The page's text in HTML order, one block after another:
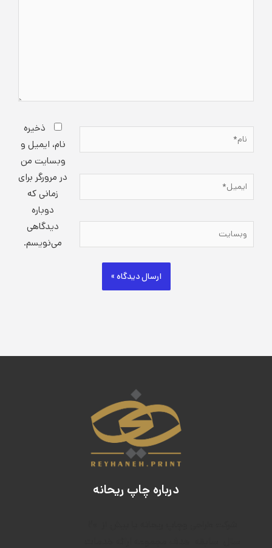
نام*
ایمیل*
وبسایت
ذخیره
نام، ایمیل و
وبسایت من
در مرورگر برای
زمانی که
دوباره
دیدگاهی
می‌نویسم.
درباره چاپ ریحانه